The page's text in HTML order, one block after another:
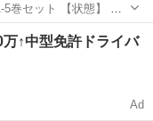
【状態】 ・
汚れなどございます ・
かねますのでご了承
メ 海野
万↑中型免許ドライバ
Ad